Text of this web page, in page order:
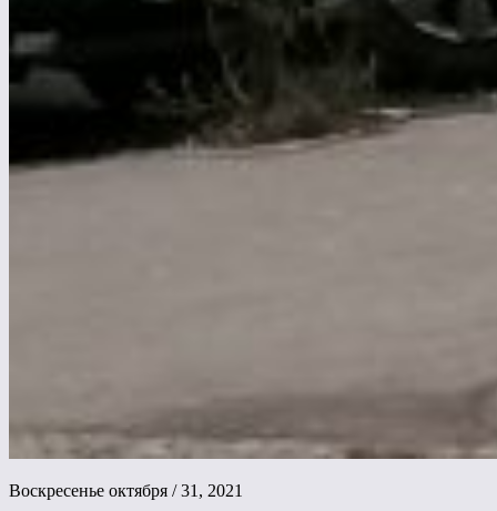
Воскресенье октября / 31, 2021